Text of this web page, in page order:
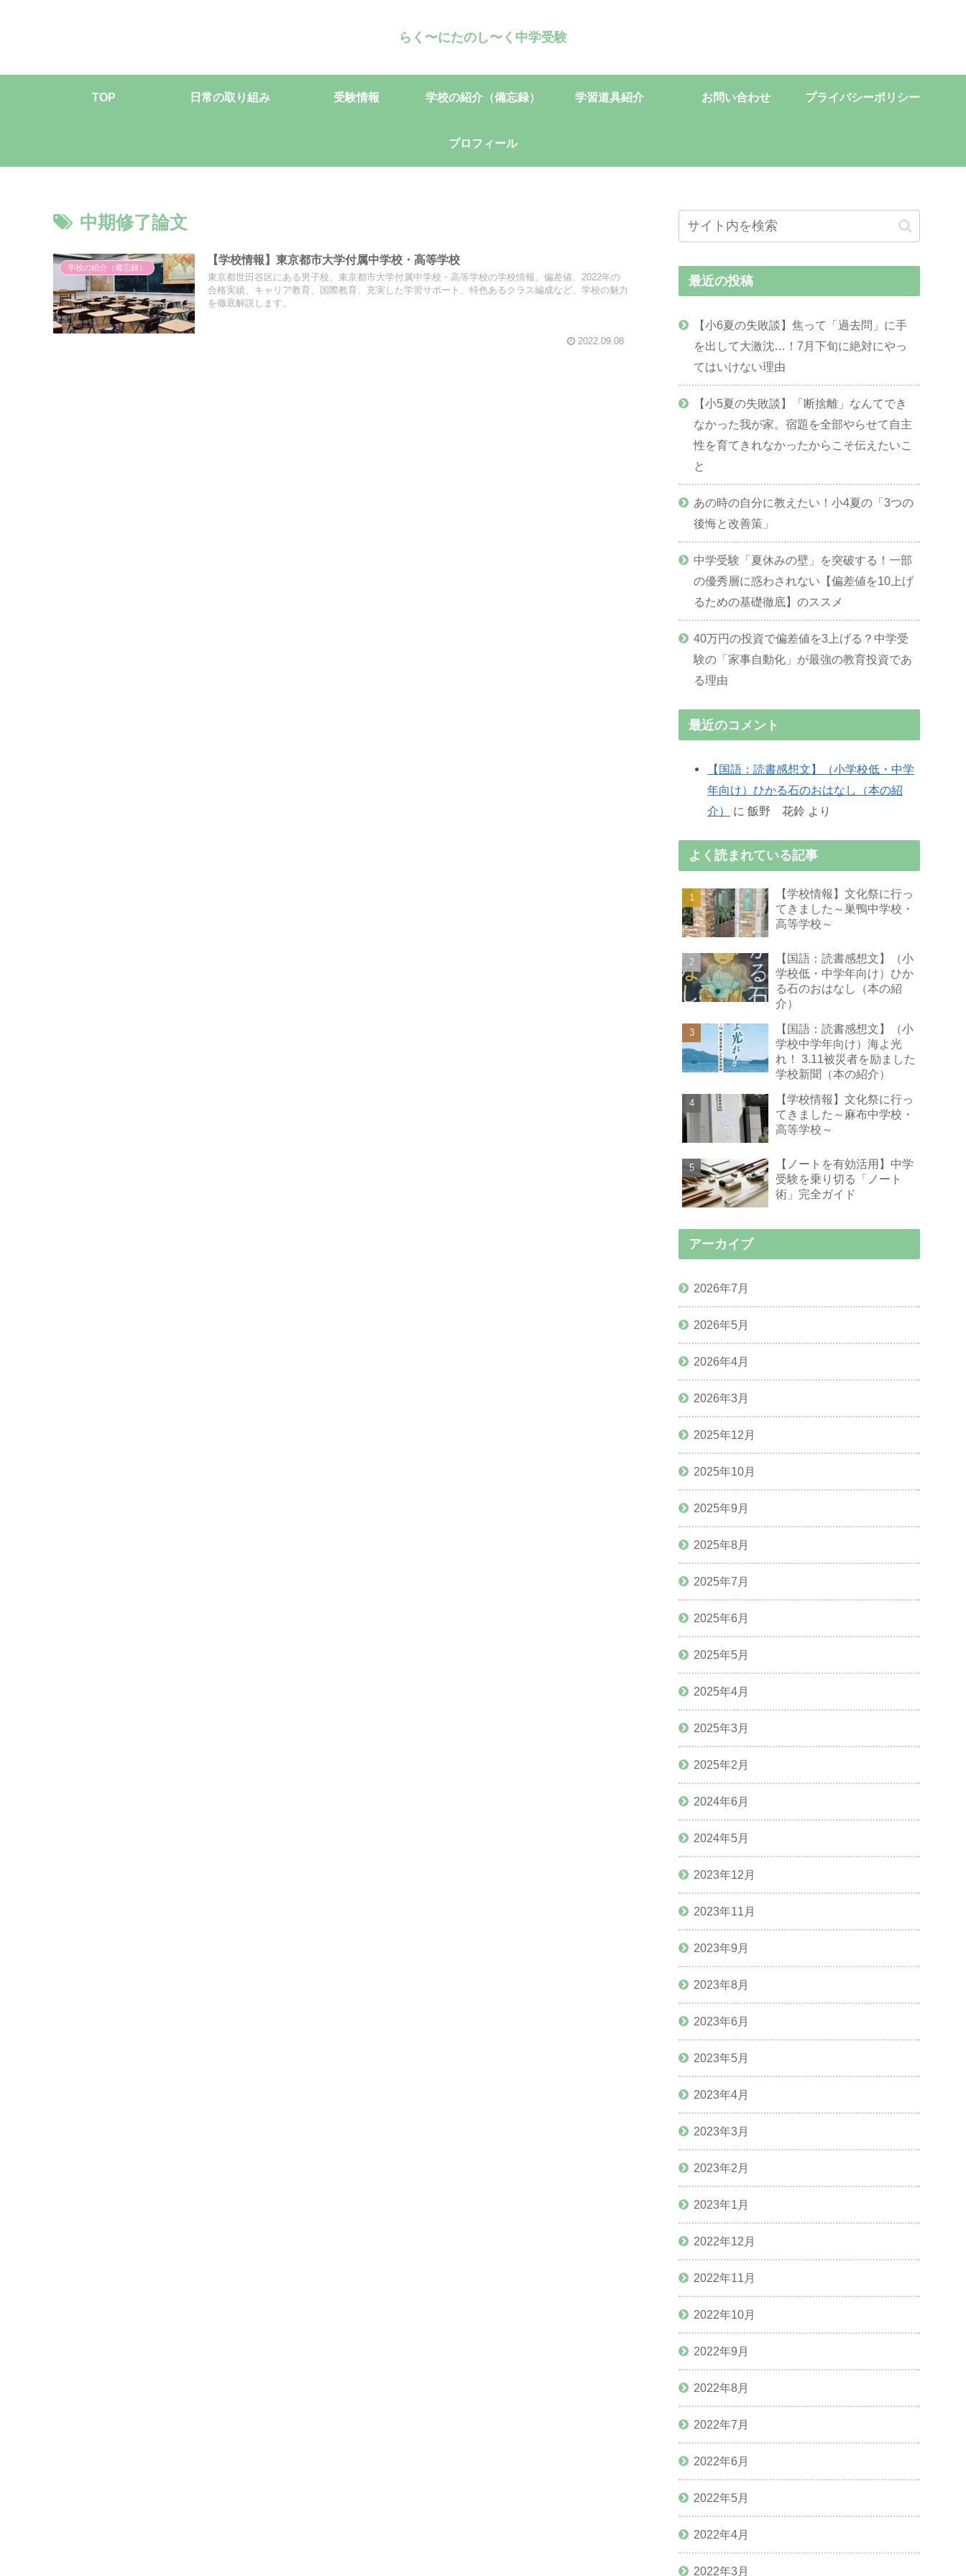
らく〜にたのし〜く中学受験
TOP 日常の取り組み 受験情報 学校の紹介（備忘録） 学習道具紹介 お問い合わせ プライバシーポリシー
プロフィール
中期修了論文
学校の紹介（備忘録）
【学校情報】東京都市大学付属中学校・高等学校
東京都世田谷区にある男子校、東京都市大学付属中学校・高等学校の学校情報。偏差値、2022年の
合格実績、キャリア教育、国際教育、充実した学習サポート、特色あるクラス編成など、学校の魅力
を徹底解説します。
2022.09.08
最近の投稿
【小6夏の失敗談】焦って「過去問」に手
を出して大激沈…！7月下旬に絶対にやっ
てはいけない理由
【小5夏の失敗談】「断捨離」なんてでき
なかった我が家。宿題を全部やらせて自主
性を育てきれなかったからこそ伝えたいこ
と
あの時の自分に教えたい！小4夏の「3つの
後悔と改善策」
中学受験「夏休みの壁」を突破する！一部
の優秀層に惑わされない【偏差値を10上げ
るための基礎徹底】のススメ
40万円の投資で偏差値を3上げる？中学受
験の「家事自動化」が最強の教育投資であ
る理由
最近のコメント
【国語：読書感想文】（小学校低・中学
年向け）ひかる石のおはなし（本の紹
介）
に 飯野 花鈴 より
よく読まれている記事
【学校情報】文化祭に行っ
てきました～巣鴨中学校・
高等学校～
【国語：読書感想文】（小
学校低・中学年向け）ひか
る石のおはなし（本の紹
介）
【国語：読書感想文】（小
学校中学年向け）海よ光
れ！ 3.11被災者を励ました
学校新聞（本の紹介）
【学校情報】文化祭に行っ
てきました～麻布中学校・
高等学校～
【ノートを有効活用】中学
受験を乗り切る「ノート
術」完全ガイド
アーカイブ
2026年7月
2026年5月
2026年4月
2026年3月
2025年12月
2025年10月
2025年9月
2025年8月
2025年7月
2025年6月
2025年5月
2025年4月
2025年3月
2025年2月
2024年6月
2024年5月
2023年12月
2023年11月
2023年9月
2023年8月
2023年6月
2023年5月
2023年4月
2023年3月
2023年2月
2023年1月
2022年12月
2022年11月
2022年10月
2022年9月
2022年8月
2022年7月
2022年6月
2022年5月
2022年4月
2022年3月